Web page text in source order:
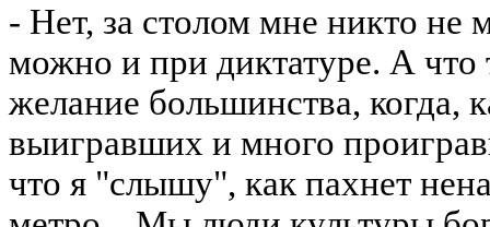
- Нет, за столом мне никто не
можно и при диктатуре. А что
желание большинства, когда,
выигравших и много
что я "слышу", как пахнет